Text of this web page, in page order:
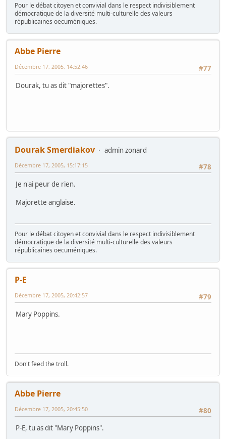
Pour le débat citoyen et convivial dans le respect indivisiblement
démocratique de la diversité multi-culturelle des valeurs
républicaines oecuméniques.
Abbe Pierre
#77
Décembre 17, 2005, 14:52:46
Dourak, tu as dit "majorettes".
Dourak Smerdiakov
admin zonard
#78
Décembre 17, 2005, 15:17:15
Je n'ai peur de rien.
Majorette anglaise.
Pour le débat citoyen et convivial dans le respect indivisiblement
démocratique de la diversité multi-culturelle des valeurs
républicaines oecuméniques.
P-E
#79
Décembre 17, 2005, 20:42:57
Mary Poppins.
Don't feed the troll.
Abbe Pierre
#80
Décembre 17, 2005, 20:45:50
P-E, tu as dit "Mary Poppins".